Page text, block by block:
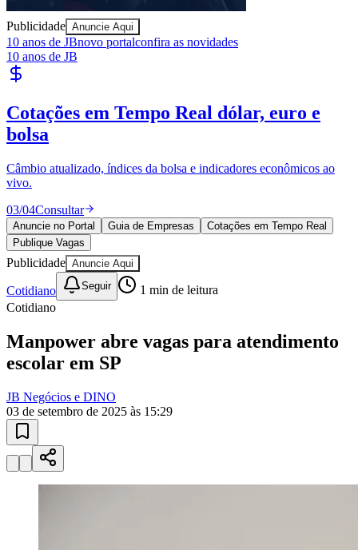
Sport
Publicidade Anuncie Aqui
10 anos de JBnovo portalconfira as novidades
10 anos de JB
Publique Vagas encontre talentos
Publique vagas e encontre os melhores profissionais da região.
04/04Publicar
Anuncie no Portal
Publique Vagas
Publicidade Anuncie Aqui
Cotidiano Seguir
Cotidiano
Manpower abre vagas para atendimento
JB Negócios e DINO